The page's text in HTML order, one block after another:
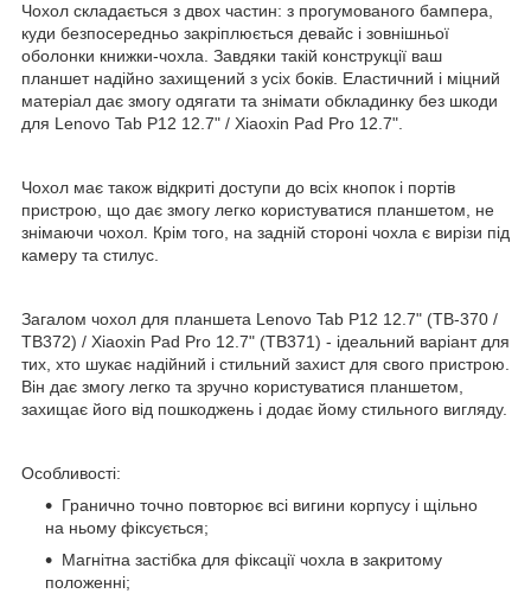
Чохол складається з двох частин: з прогумованого бампера,
куди безпосередньо закріплюється девайс і зовнішньої
оболонки книжки-чохла. Завдяки такій конструкції ваш
планшет надійно захищений з усіх боків. Еластичний і міцний
матеріал дає змогу одягати та знімати обкладинку без шкоди
для Lenovo Tab P12 12.7" / Xiaoxin Pad Pro 12.7".
Чохол має також відкриті доступи до всіх кнопок і портів
пристрою, що дає змогу легко користуватися планшетом, не
знімаючи чохол. Крім того, на задній стороні чохла є вирізи під
камеру та стилус.
Загалом чохол для планшета Lenovo Tab P12 12.7" (TB-370 /
TB372) / Xiaoxin Pad Pro 12.7" (TB371) - ідеальний варіант для
тих, хто шукає надійний і стильний захист для свого пристрою.
Він дає змогу легко та зручно користуватися планшетом,
захищає його від пошкоджень і додає йому стильного вигляду.
Особливості:
Гранично точно повторює всі вигини корпусу і щільно
на ньому фіксується;
Магнітна застібка для фіксації чохла в закритому
положенні;